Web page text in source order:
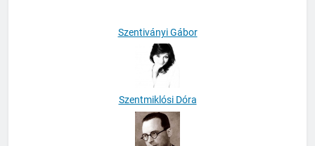
Szentmiklósi Dóra